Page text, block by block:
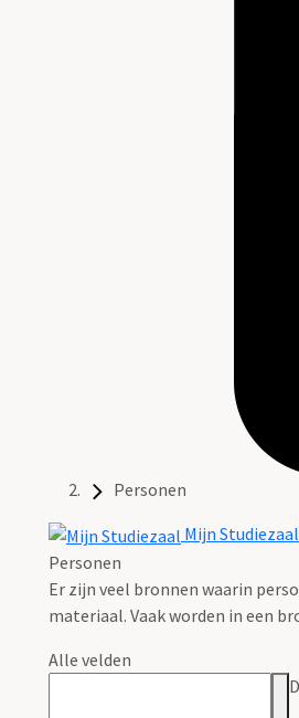
Personen
Mijn
Personen
Er zijn veel bronnen waarin
materiaal. Vaak worden in een
Alle velden